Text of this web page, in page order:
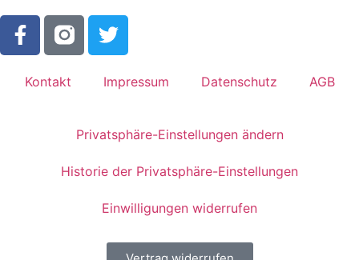
Kontakt Impressum Datenschutz AGB
Privatsphäre-Einstellungen ändern
Historie der Privatsphäre-Einstellungen
Einwilligungen widerrufen